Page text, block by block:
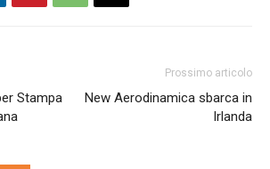
Stampa
Prossimo articolo
New Aerodinamica sbarca in
Irlanda